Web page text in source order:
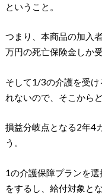
ということ。
つまり、本商品の加入
万円の死亡保険金しか
そして1/3の介護を受
れないので、そこから
損益分岐点となる2年4
う。
1の介護保障プランを
をするし、給付対象と